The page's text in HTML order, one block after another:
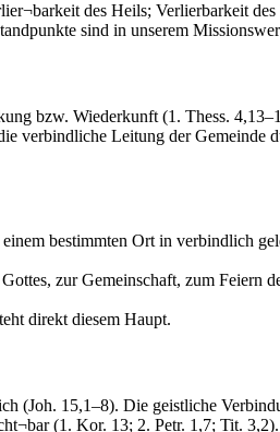
des Heils; Verlierbarkeit
sind in unserem
bzw. Wiederkunft (1. Thess.
verbindliche Leitung der
bestimmten Ort in verbindlich
zur Gemeinschaft, zum Feiern
direkt diesem Haupt.
(Joh. 15,1–8). Die geistliche
(1. Kor. 13; 2. Petr. 1,7; Tit. 3,2).